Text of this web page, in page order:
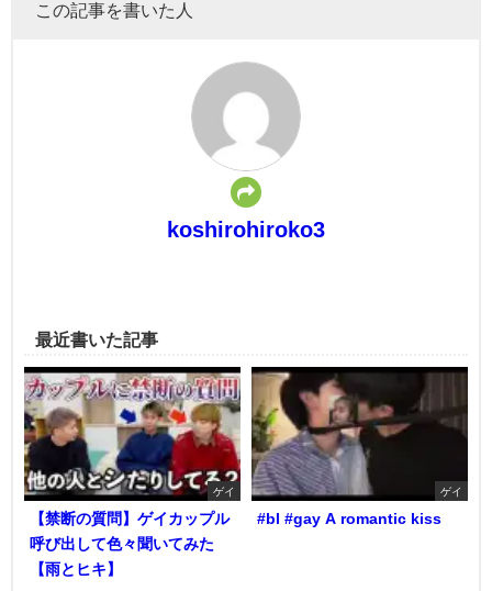
この記事を書いた人
koshirohiroko3
最近書いた記事
ゲイ
【禁断の質問】ゲイカップル
呼び出して色々聞いてみた
【雨とヒキ】
ゲイ
#bl #gay A romantic kiss